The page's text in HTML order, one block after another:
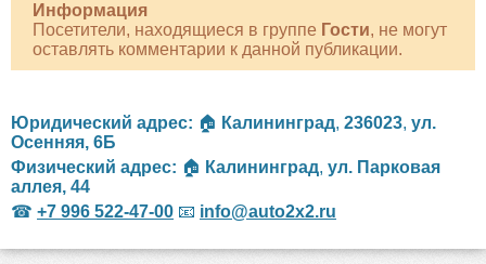
Информация
Посетители, находящиеся в группе Гости, не могут
оставлять комментарии к данной публикации.
Юридический адрес: 🏠 Калининград, 236023, ул.
Осенняя, 6Б
Физический адрес: 🏠 Калининград, ул. Парковая
аллея, 44
☎ +7 996 522-47-00 📧 info@auto2x2.ru